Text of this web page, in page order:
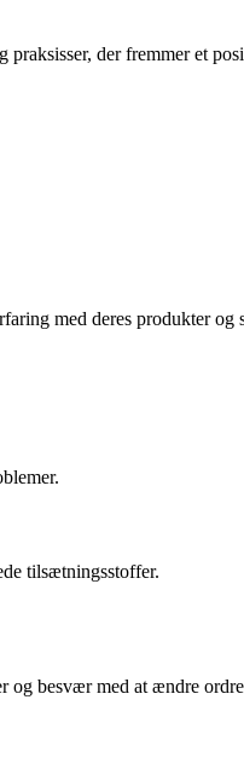
der fremmer et
med deres produkter
tilsætningsstoffer.
og besvær med at ændre